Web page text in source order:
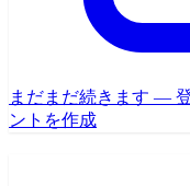
まだまだ続きます —
ントを作成